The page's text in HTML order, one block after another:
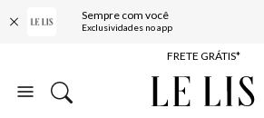
Sempre com você
Exclusividades no appENTREGA EXPRESSA*
FRETE GRÁTIS*
BAIXE O APP